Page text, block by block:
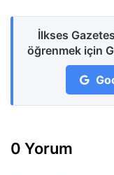
İlkses
öğrenmek için
0 Yorum